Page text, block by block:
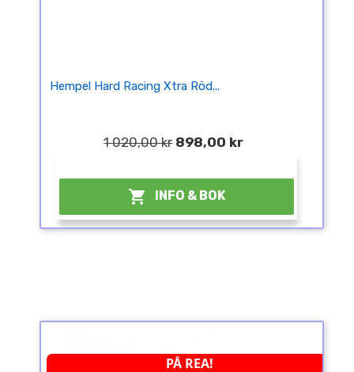
Hempel Hard Racing Xtra Röd...
1 020,00 kr 898,00 kr
 INFO & BOK
PÅ REA!